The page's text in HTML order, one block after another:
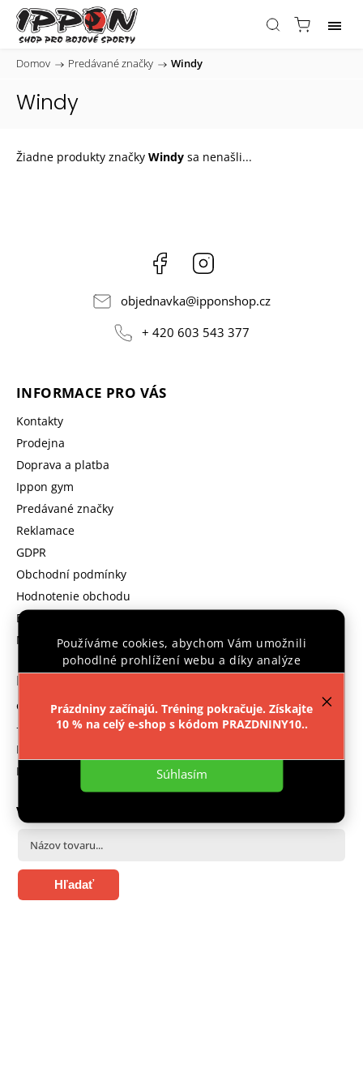
Používáme cookies, abychom Vám umožnili
pohodlné prohlížení webu a díky analýze
provozu webu neustále zlepšovali jeho funkce,
Nastavenie
Súhlasím
Prázdniny začínajú. Tréning pokračuje. Získajte
10 % na celý e-shop s kódom PRAZDNINY10..
Domov / Predávané značky / Windy
Windy
Žiadne produkty značky Windy sa nenašli...
Facebook
objednavka@ipponshop.cz
+ 420 603 543 377
INFORMACE PRO VÁS
Kontakty
Prodejna
Doprava a platba
Ippon gym
Predávané značky
Reklamace
GDPR
Obchodní podmínky
Hodnotenie obchodu
B2B program
Moja objednávka
KONTAKT
objednavka@ipponshop.cz
+ 420 603 543 377
Facebook
Instagram
VYHĽADÁVANIE
Hľadať